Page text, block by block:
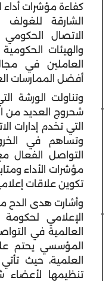
كفاءة مؤشرات أداء
الشارقة للغولف
الاتصال
والهيئات
العاملين في
أفضل الممارسات
وتناولت الورشة
شحروج العديد من
التي تخدم إدارات
وتساهم في
التواصل
مؤشرات الأداء
تكوين علاقات
وأشارت هدى الدح
الإعلامي لحكومة
العالمية في
المؤسسي يحتم
العلمية، حيث
تنظيمها لأعضاء